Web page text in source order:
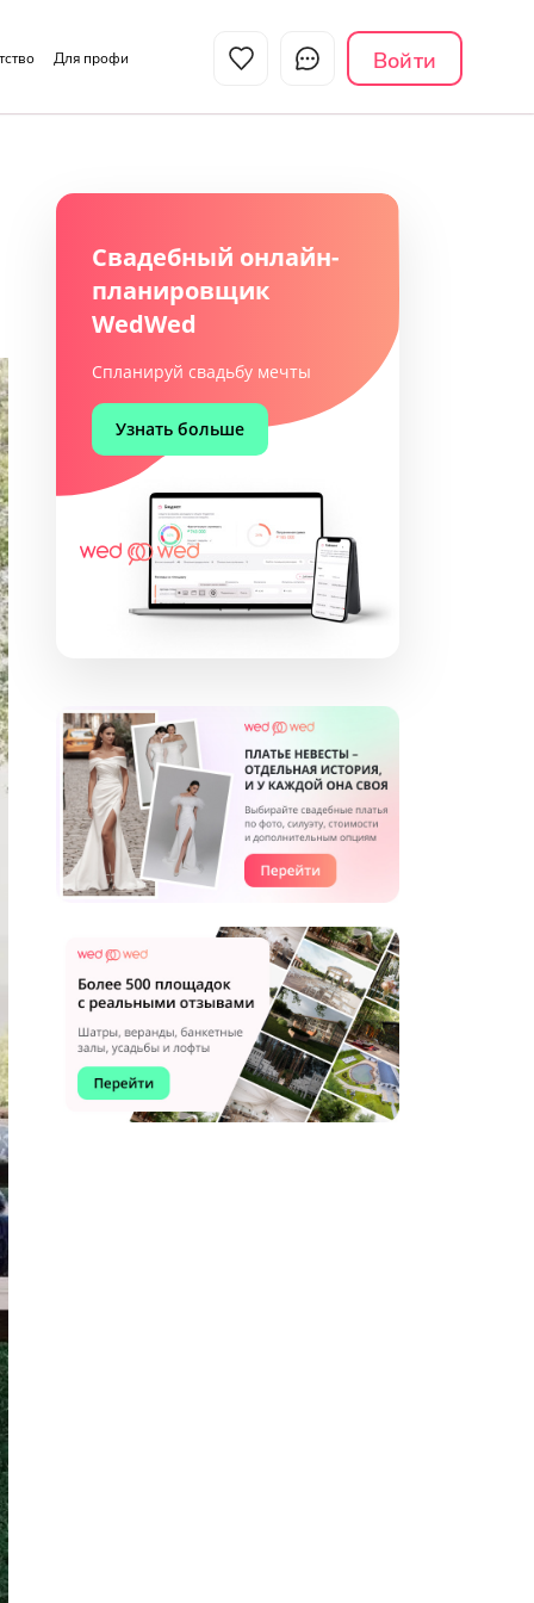
Войти
Для профи
Свадебный онлайн-
планировщик
WedWed
Спланируй свадьбу мечты
Узнать больше